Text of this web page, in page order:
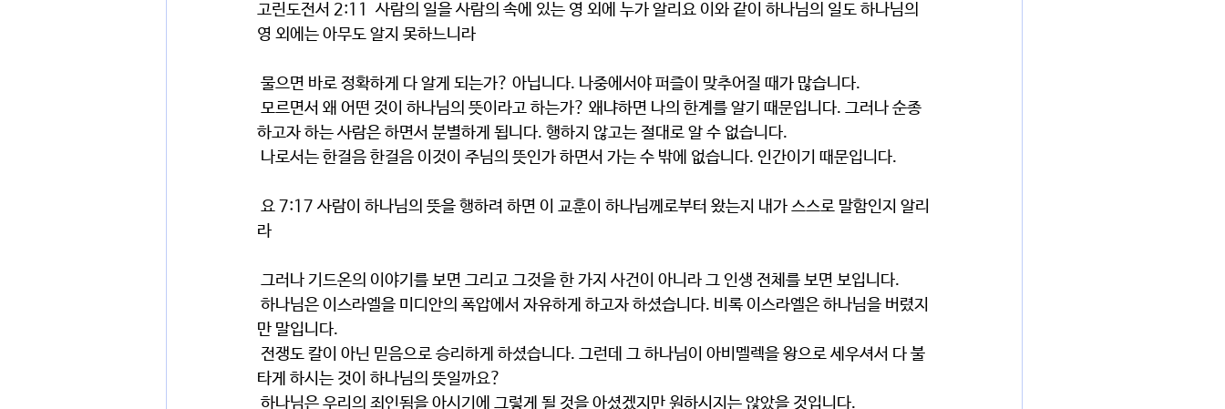
고린도전서 2:11  사람의 일을 사람의 속에 있는 영 외에 누가 알리요 이와 같이 하나님의 일도 하나님의
영 외에는 아무도 알지 못하느니라
물으면 바로 정확하게 다 알게 되는가? 아닙니다. 나중에서야 퍼즐이 맞추어질 때가 많습니다.
하고자 하는 사람은 하면서 분별하게 됩니다. 행하지 않고는 절대로 알 수 없습니다.
나로서는 한걸음 한걸음 이것이 주님의 뜻인가 하면서 가는 수 밖에 없습니다. 인간이기 때문입니다.
라
그러나 기드온의 이야기를 보면 그리고 그것을 한 가지 사건이 아니라 그 인생 전체를 보면 보입니다.
만 말입니다.
타게 하시는 것이 하나님의 뜻일까요?
하나님은 우리의 죄인됨을 아시기에 그렇게 될 것을 아셨겠지만 원하시지는 않았을 것입니다.